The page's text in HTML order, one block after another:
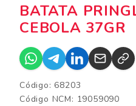
BATATA
CEBOLA 37GR
Código: 68203
Código NCM: 19059090